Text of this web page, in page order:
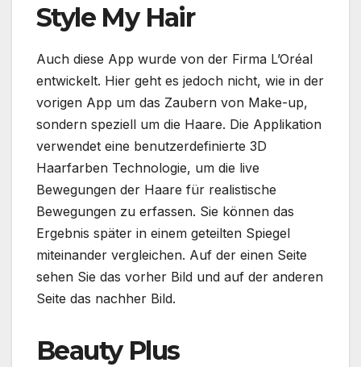
Style My Hair
Auch diese App wurde von der Firma L’Oréal
entwickelt. Hier geht es jedoch nicht, wie in der
vorigen App um das Zaubern von Make-up,
sondern speziell um die Haare. Die Applikation
verwendet eine benutzerdefinierte 3D
Haarfarben Technologie, um die live
Bewegungen der Haare für realistische
Bewegungen zu erfassen. Sie können das
Ergebnis später in einem geteilten Spiegel
miteinander vergleichen. Auf der einen Seite
sehen Sie das vorher Bild und auf der anderen
Seite das nachher Bild.
Beauty Plus